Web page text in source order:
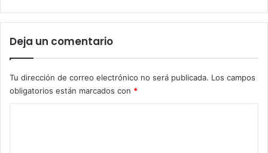
Deja un comentario
Tu dirección de correo electrónico no será publicada. Los campos
obligatorios están marcados con *